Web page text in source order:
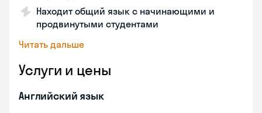
Находит общий язык с начинающими и
продвинутыми студентами
Читать дальше
Услуги и цены
Английский язык